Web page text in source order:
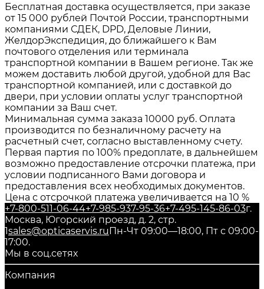
Бесплатная доставка осуществляется, при заказе
от 15 000 рублей Почтой России, транспортными
компаниями СДЕК, DPD, Деловые Линии,
ЖелдорЭкспедиция, до ближайшего к Вам
почтового отделения или терминала
транспортной компании в Вашем регионе. Так же
можем доставить любой другой, удобной для Вас
транспортной компанией, или с доставкой до
двери, при условии оплаты услуг транспортной
компании за Ваш счет.
Минимальная сумма заказа 10000 руб. Оплата
производится по безналичному расчету на
расчетный счет, согласно выставленному счету.
Первая партия по 100% предоплате, в дальнейшем
возможно предоставление отсрочки платежа, при
условии подписанного Вами договора и
предоставления всех необходимых документов.
Цена с отсрочкой платежа увеличивается на 10 %
+7-800-511-06-44+7-985-937-95-36+7-495-145-86-03г.
Москва, Югорский проезд, д. 2, стр.
1sales@opticaservis.ruПн-Чт 09:00—18:00, Пт с 09:00-
17:00.
Мы в соц.сетях
Компания